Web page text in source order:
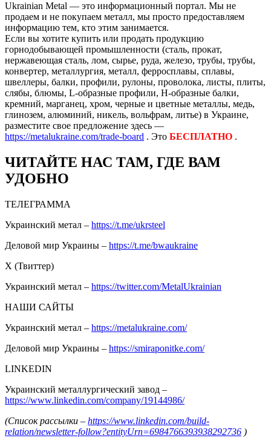
Ukrainian Metal — это информационный портал. Мы не
продаем и не покупаем металл, мы просто предоставляем
информацию тем, кто этим занимается.
Если вы хотите купить или продать продукцию
горнодобывающей промышленности (сталь, прокат,
нержавеющая сталь, лом, сырье, руда, железо, трубы, трубы,
конвертер, металлургия, металл, ферросплавы, сплавы,
швеллеры, балки, профили, рулоны, проволока, листы, плиты,
слябы, блюмы, L-образные профили, H-образные балки,
кремний, марганец, хром, черные и цветные металлы, медь,
глинозем, алюминий, никель, вольфрам, литье) в Украине,
разместите свое предложение здесь —
https://metalukraine.com/trade-board . Это БЕСПЛАТНО .
ЧИТАЙТЕ НАС ТАМ, ГДЕ ВАМ
УДОБНО
ТЕЛЕГРАММА
Украинский метал – https://t.me/ukrsteel
Деловой мир Украины – https://t.me/bwaukraine
Х (Твиттер)
Украинский метал – https://twitter.com/MetalUkrainian
НАШИ САЙТЫ
Украинский метал – https://metalukraine.com/
Деловой мир Украины – https://smiraponitke.com/
LINKEDIN
Украинский металлургический завод –
https://www.linkedin.com/company/19144986/
(Список рассылки – https://www.linkedin.com/build-
relation/newsletter-follow?entityUrn=6984766393938292736 )